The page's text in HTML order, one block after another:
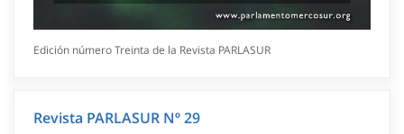
Edición número Treinta de la Revista PARLASUR
Revista PARLASUR Nº 29